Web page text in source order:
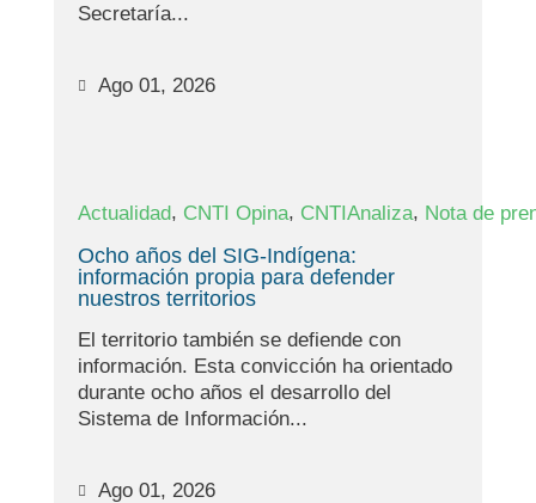
Secretaría...
Ago 01, 2026
Actualidad, CNTI Opina, CNTIAnaliza, Nota de
Ocho años del SIG-Indígena:
información propia para defender
nuestros territorios
El territorio también se defiende con
información. Esta convicción ha orientado
durante ocho años el desarrollo del
Sistema de Información...
Ago 01, 2026